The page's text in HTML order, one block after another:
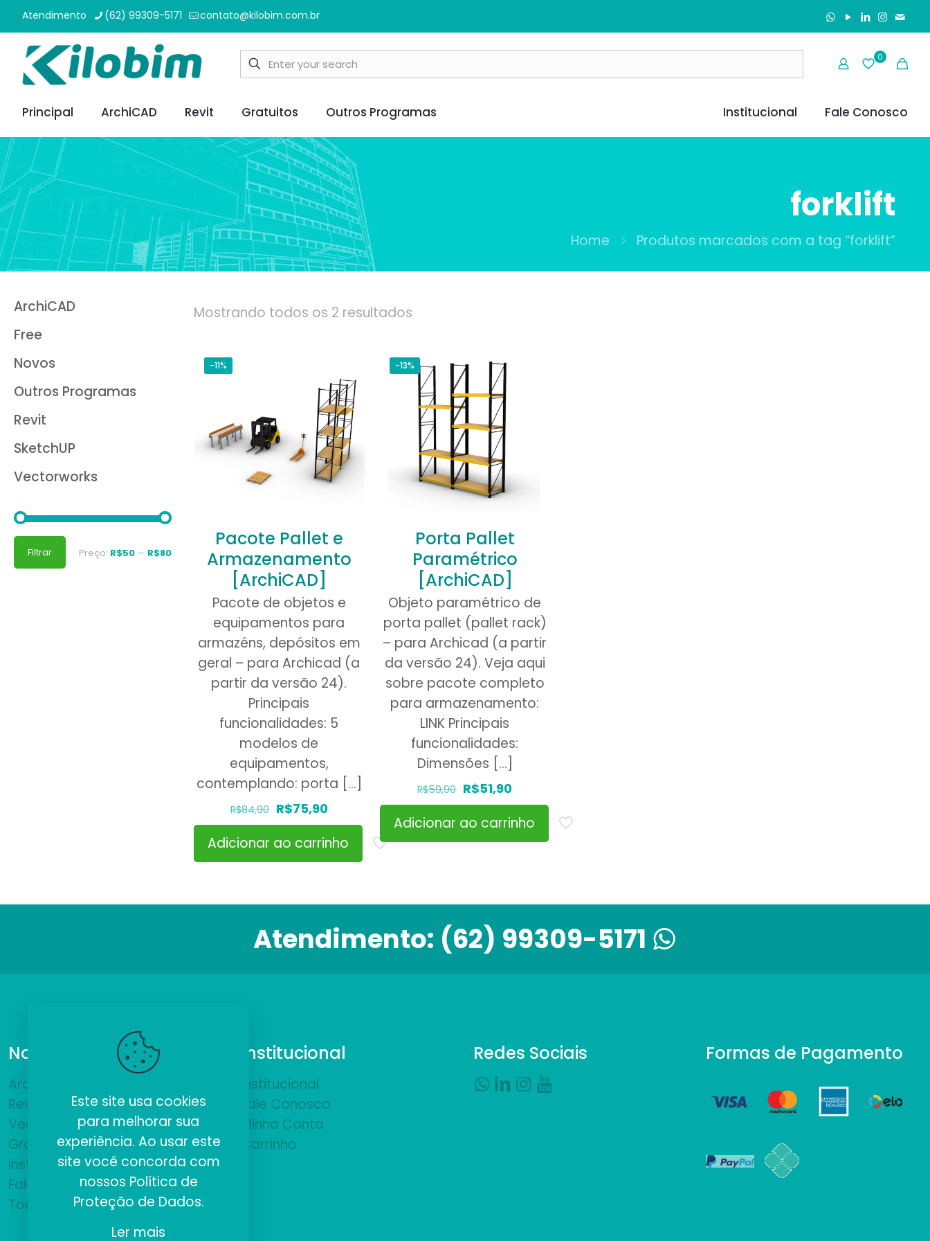
Atendimento (62) 99309-5171 contato@kilobim.com.br
0
Principal ArchiCAD Revit Gratuitos Outros Programas Institucional Fale Conosco
forklift
Home Produtos marcados com a tag “forklift”
Mostrando todos os 2 resultados
-11%
Pacote Pallet e
Armazenamento
[ArchiCAD]
Pacote de objetos e
equipamentos para
armazéns, depósitos em
geral – para Archicad (a
partir da versão 24).
Principais
funcionalidades: 5
modelos de
equipamentos,
contemplando: porta […]
R$84,90 O
preço
original
R$75,90O
preço
atual
Adicionar ao carrinho
-13%
Porta Pallet
Paramétrico
[ArchiCAD]
Objeto paramétrico de
porta pallet (pallet rack)
– para Archicad (a partir
da versão 24). Veja aqui
sobre pacote completo
para armazenamento:
LINK Principais
funcionalidades:
Dimensões […]
R$59,90 O
preço
original
R$51,90O
preço
atual
Adicionar ao carrinho
ArchiCAD
Free
Novos
Outros Programas
Revit
SketchUP
Vectorworks
mínimo
máximo
Filtrar Preço: R$50— R$80
Atendimento: (62) 99309-5171
Nossos Produtos
ArchiCAD
Revit
VectorWorks
Gratuitos
Institucional
Fale Conosco
Todos
Institucional
Institucional
Fale Conosco
Minha Conta
Carrinho
Redes Sociais Formas de Pagamento
Este site usa cookies
para melhorar sua
experiência. Ao usar este
site você concorda com
nossos Política de
Proteção de Dados.
Ler mais